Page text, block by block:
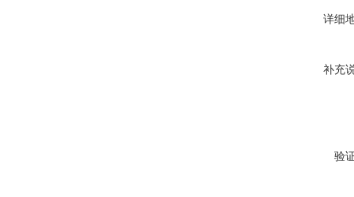
详细
补充
验